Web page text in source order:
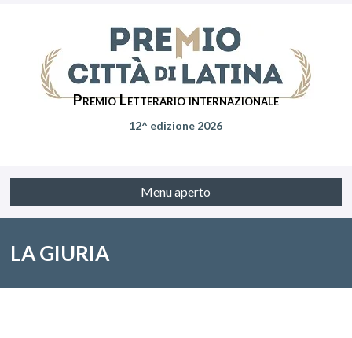
Premio Letterario internazionale
12^ edizione 2026
Menu aperto
LA GIURIA